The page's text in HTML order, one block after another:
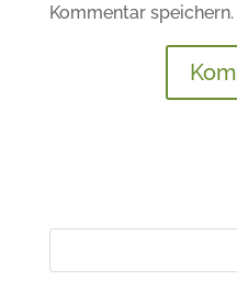
Kommentar speichern.